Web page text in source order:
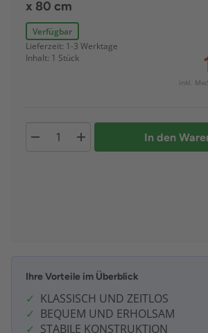
x 80 cm
Verfügbar
Lieferzeit: 1-3 Werktage
Inhalt: 1 Stück
inkl.
In den
Ihre Vorteile im Überblick
KLASSISCH UND ZEITLOS
BEQUEM UND ERHOLSAM
STABILE KONSTRUKTION